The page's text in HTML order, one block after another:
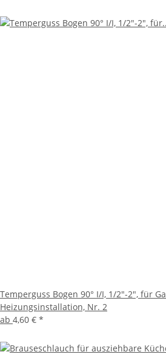
Temperguss Bogen 90° I/I, 1/2"-2", für
Heizungsinstallation, Nr. 2
ab 4,60 € *